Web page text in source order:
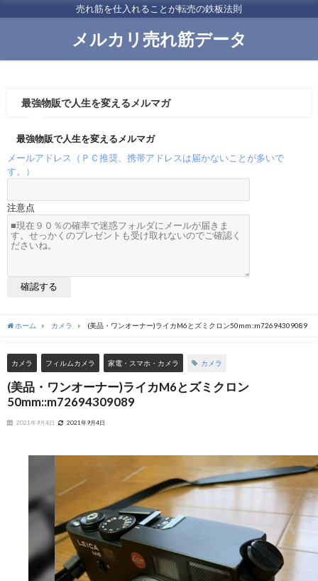
売れ筋を仕入れることが転売の鉄板法則
メルカリ売れ筋データ
最強物販で人生を変えるメルマガ
最強物販で人生を変えるメルマガ
メールアドレス（ＰＣ推奨、携帯アドレスは届かないことが多いで
す。）
注意点
ホーム カメラ (美品・ワンオーナー)ライカM6とズミクロン50mm::m72694309089
カメラ フィルムカメラ 家電・スマホ・カメラ カメラ
(美品・ワンオーナー)ライカM6とズミクロン
50mm::m72694309089
2021年9月4日 2021年9月4日